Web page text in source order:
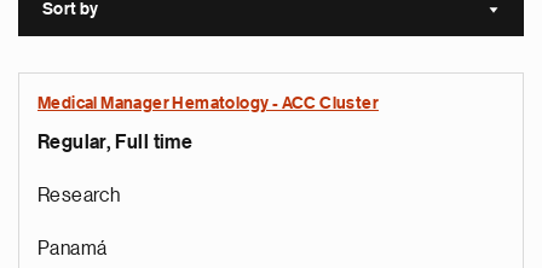
Sort by Sort
Medical Manager Hematology - ACC Cluster
Regular, Full time
Research
Panamá